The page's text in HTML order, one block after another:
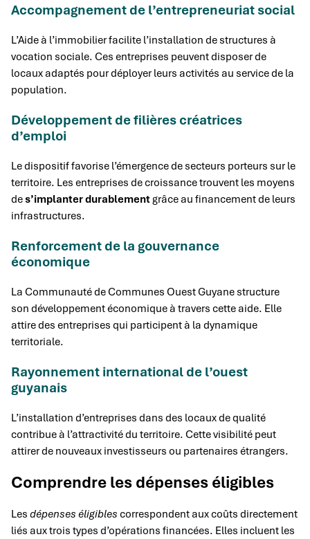
Accompagnement de l’entrepreneuriat social
L’Aide à l’immobilier facilite l’installation de structures à
vocation sociale. Ces entreprises peuvent disposer de
locaux adaptés pour déployer leurs activités au service de la
population.
Développement de filières créatrices
d’emploi
Le dispositif favorise l’émergence de secteurs porteurs sur le
territoire. Les entreprises de croissance trouvent les moyens
des’implanter durablement grâce au financement de leurs
infrastructures.
Renforcement de la gouvernance
économique
La Communauté de Communes Ouest Guyane structure
son développement économique à travers cette aide. Elle
attire des entreprises qui participent à la dynamique
territoriale.
Rayonnement international de l’ouest
guyanais
L’installation d’entreprises dans des locaux de qualité
contribue à l’attractivité du territoire. Cette visibilité peut
attirer de nouveaux investisseurs ou partenaires étrangers.
Comprendre les dépenses éligibles
Les dépenses éligibles correspondent aux coûts directement
liés aux trois types d’opérations financées. Elles incluent les